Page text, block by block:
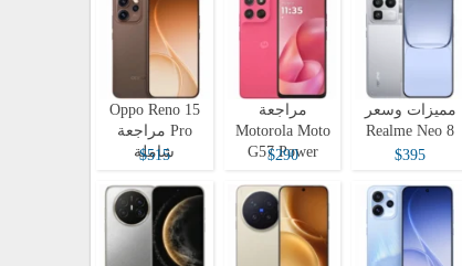
مميزات وسعر
Realme Neo 8
$395
مراجعة
Motorola Moto
G57 Power
$290
Oppo Reno 15
Pro مراجعة
شاملة
$515